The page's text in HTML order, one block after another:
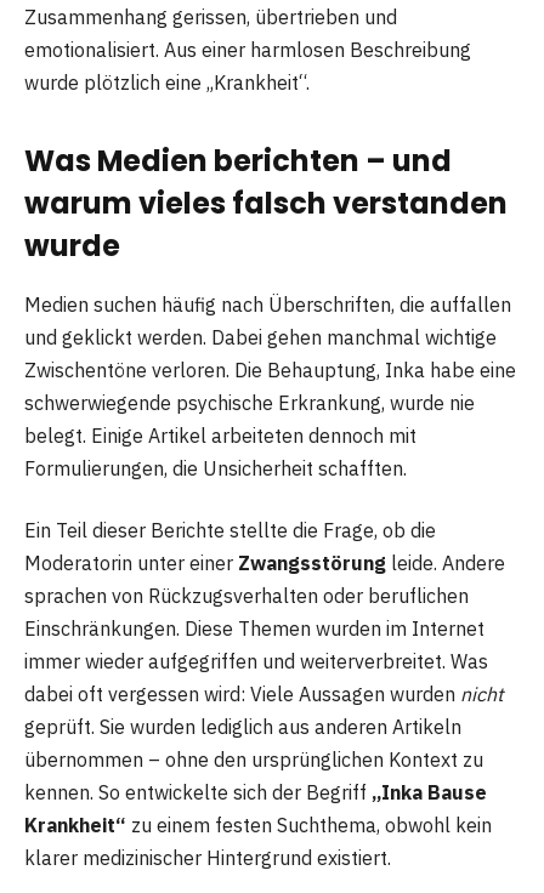
Zusammenhang gerissen, übertrieben und
emotionalisiert. Aus einer harmlosen Beschreibung
wurde plötzlich eine „Krankheit“.
Was Medien berichten – und
warum vieles falsch verstanden
wurde
Medien suchen häufig nach Überschriften, die auffallen
und geklickt werden. Dabei gehen manchmal wichtige
Zwischentöne verloren. Die Behauptung, Inka habe eine
schwerwiegende psychische Erkrankung, wurde nie
belegt. Einige Artikel arbeiteten dennoch mit
Formulierungen, die Unsicherheit schafften.
Ein Teil dieser Berichte stellte die Frage, ob die
Moderatorin unter einer Zwangsstörung leide. Andere
sprachen von Rückzugsverhalten oder beruflichen
Einschränkungen. Diese Themen wurden im Internet
immer wieder aufgegriffen und weiterverbreitet. Was
dabei oft vergessen wird: Viele Aussagen wurden nicht
geprüft. Sie wurden lediglich aus anderen Artikeln
übernommen – ohne den ursprünglichen Kontext zu
kennen. So entwickelte sich der Begriff „Inka Bause
Krankheit“ zu einem festen Suchthema, obwohl kein
klarer medizinischer Hintergrund existiert.